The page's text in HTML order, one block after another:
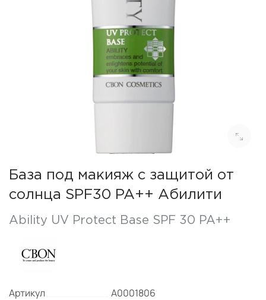
База под макияж с защитой от
солнца SPF30 PA++ Абилити
Ability UV Protect Base SPF 30 PA++
Артикул
A0001806